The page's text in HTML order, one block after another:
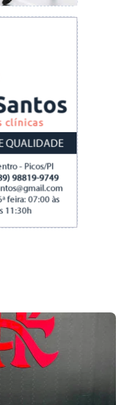
chegou ao nono
a AE